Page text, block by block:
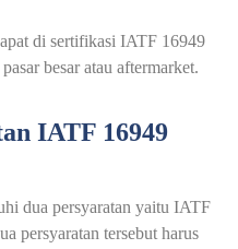
di sertifikasi IATF 16949
besar atau aftermarket.
IATF 16949
dua persyaratan yaitu IATF
persyaratan tersebut harus